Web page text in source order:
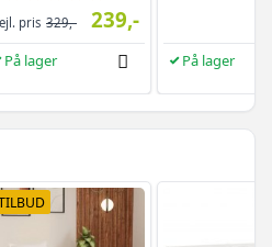
pris 329,- 239,-
På lager På lager